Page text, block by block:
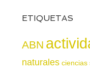
ETIQUETAS
ABN
naturales ciencias